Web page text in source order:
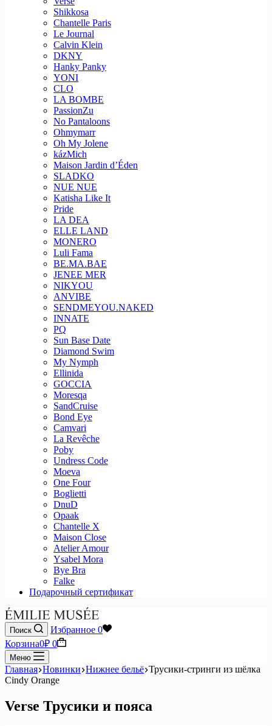
Shikkosa
Chantelle Paris
Le Journal
Calvin Klein
DKNY
Hanky Panky
YONI
CLO
LA BOMBE
PassionZu
No Pantaloons
Ohmymarr
Oh My Jolene
kázMich
Maison Jardin d’Éden
SLADKO
NUE NUE
Katisha Like It
Pride
LA DEA
ELLE LAND
MONERO
Luli Fama
BE.MA.BAE
JENEE MER
NIKYOU
ANVIBE
SENDMEYOU.NAKED
INNATE
PQ
Sun Base Date
Diamond Swim
My Nymph
Ellinida
GOCCIA
Moresqa
SandCruise
Bond Eye
Camvari
La Revêche
Poby
Undress Code
Moeva
One Four
Boglietti
DnuD
Opaak
Chantelle X
Maison Close
Atelier Amour
Ysabel Mora
Bye Bra
Falke
Подарочный сертификат
Поиск Избранное 0
Корзина0₽ 0
Меню
Главная Новинки Нижнее бельё Трусики-стринги из шёлка
Cindy Orange
Verse Трусики и пояса